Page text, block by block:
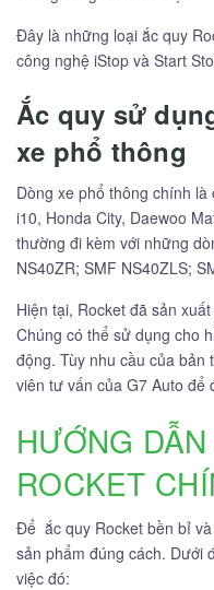
Đây là những loại ắc quy
công nghệ iStop và Start
Ắc quy sử
xe phổ thông
Dòng xe phổ thông chính
i10, Honda City, Daewoo
thường đi kèm với những
NS40ZR; SMF NS40ZLS;
Hiện tại, Rocket đã sản
Chúng có thể sử dụng cho
động. Tùy nhu cầu của bản
viên tư vấn của G7 Auto
HƯỚNG
ROCKET
Để ắc quy Rocket bền bỉ
sản phẩm đúng cách. Dưới
việc đó: